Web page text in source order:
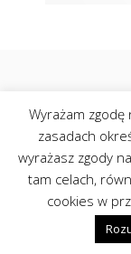
Wyrażam
zasadach
wyrażasz zgody
tam celach,
cookies w